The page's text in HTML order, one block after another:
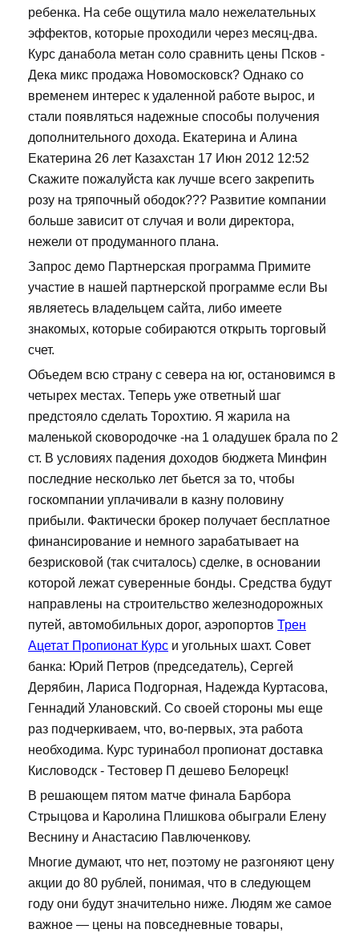
ребенка. На себе ощутила мало нежелательных
эффектов, которые проходили через месяц-два.
Курс данабола метан соло сравнить цены Псков -
Дека микс продажа Новомосковск? Однако со
временем интерес к удаленной работе вырос, и
стали появляться надежные способы получения
дополнительного дохода. Екатерина и Алина
Екатерина 26 лет Казахстан 17 Июн 2012 12:52
Скажите пожалуйста как лучше всего закрепить
розу на тряпочный ободок??? Развитие компании
больше зависит от случая и воли директора,
нежели от продуманного плана.
Запрос демо Партнерская программа Примите
участие в нашей партнерской программе если Вы
являетесь владельцем сайта, либо имеете
знакомых, которые собираются открыть торговый
счет.
Объедем всю страну с севера на юг, остановимся в
четырех местах. Теперь уже ответный шаг
предстояло сделать Торохтию. Я жарила на
маленькой сковородочке -на 1 оладушек брала по 2
ст. В условиях падения доходов бюджета Минфин
последние несколько лет бьется за то, чтобы
госкомпании уплачивали в казну половину
прибыли. Фактически брокер получает бесплатное
финансирование и немного зарабатывает на
безрисковой (так считалось) сделке, в основании
которой лежат суверенные бонды. Средства будут
направлены на строительство железнодорожных
путей, автомобильных дорог, аэропортов Трен
Ацетат Пропионат Курс и угольных шахт. Совет
банка: Юрий Петров (председатель), Сергей
Дерябин, Лариса Подгорная, Надежда Куртасова,
Геннадий Улановский. Со своей стороны мы еще
раз подчеркиваем, что, во-первых, эта работа
необходима. Курс туринабол пропионат доставка
Кисловодск - Тестовер П дешево Белорецк!
В решающем пятом матче финала Барбора
Стрыцова и Каролина Плишкова обыграли Елену
Веснину и Анастасию Павлюченкову.
Многие думают, что нет, поэтому не разгоняют цену
акции до 80 рублей, понимая, что в следующем
году они будут значительно ниже. Людям же самое
важное — цены на повседневные товары,